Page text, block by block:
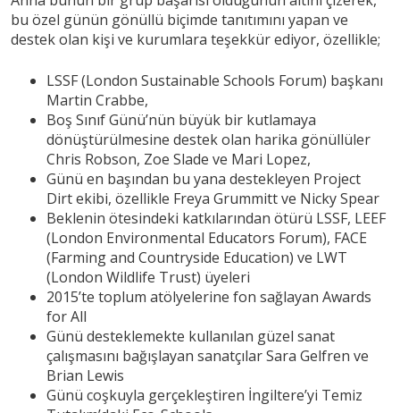
bu özel günün gönüllü biçimde tanıtımını yapan ve
destek olan kişi ve kurumlara teşekkür ediyor, özellikle;
LSSF (London Sustainable Schools Forum) başkanı
Martin Crabbe,
Boş Sınıf Günü’nün büyük bir kutlamaya
dönüştürülmesine destek olan harika gönüllüler
Chris Robson, Zoe Slade ve Mari Lopez,
Günü en başından bu yana destekleyen Project
Dirt ekibi, özellikle Freya Grummitt ve Nicky Spear
Beklenin ötesindeki katkılarından ötürü LSSF, LEEF
(London Environmental Educators Forum), FACE
(Farming and Countryside Education) ve LWT
(London Wildlife Trust) üyeleri
2015’te toplum atölyelerine fon sağlayan Awards
for All
Günü desteklemekte kullanılan güzel sanat
çalışmasını bağışlayan sanatçılar Sara Gelfren ve
Brian Lewis
Günü coşkuyla gerçekleştiren İngiltere’yi Temiz